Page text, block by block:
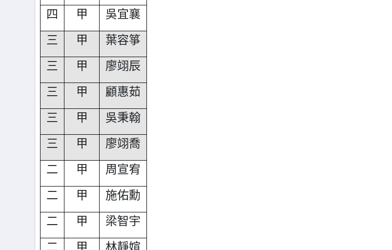
四 甲 吳宜襄
三 甲 葉容箏
三 甲 廖翊辰
三 甲 顧惠茹
三 甲 吳秉翰
三 甲 廖翊喬
二 甲 周宣宥
二 甲 施佑勳
二 甲 梁智宇
二 甲 林靜媗